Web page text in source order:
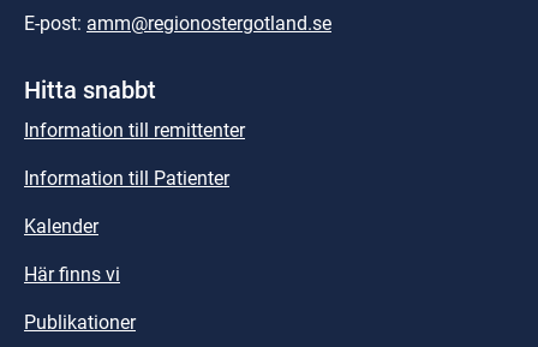
E-post: amm@regionostergotland.se
Hitta snabbt
Information till remittenter
Information till Patienter
Kalender
Här finns vi
Publikationer